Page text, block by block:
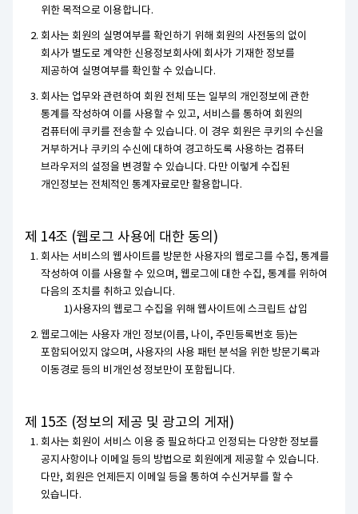
위한 목적으로 이용합니다.
회사는 회원의 실명여부를 확인하기 위해 회원의 사전동의 없이
회사가 별도로 계약한 신용정보회사에 회사가 기재한 정보를
제공하여 실명여부를 확인할 수 있습니다.
회사는 업무와 관련하여 회원 전체 또는 일부의 개인정보에 관한
통계를 작성하여 이를 사용할 수 있고, 서비스를 통하여 회원의
컴퓨터에 쿠키를 전송할 수 있습니다. 이 경우 회원은 쿠키의 수신을
거부하거나 쿠키의 수신에 대하여 경고하도록 사용하는 컴퓨터
브라우저의 설정을 변경할 수 있습니다. 다만 이렇게 수집된
개인정보는 전체적인 통계자료로만 활용합니다.
제 14조 (웹로그 사용에 대한 동의)
회사는 서비스의 웹사이트를 방문한 사용자의 웹로그를 수집, 통계를
작성하여 이를 사용할 수 있으며, 웹로그에 대한 수집, 통계를 위하여
다음의 조치를 취하고 있습니다.
사용자의 웹로그 수집을 위해 웹사이트에 스크립트 삽입
웹로그에는 사용자 개인 정보(이름, 나이, 주민등록번호 등)는
포함되어있지 않으며, 사용자의 사용 패턴 분석을 위한 방문기록과
이동경로 등의 비개인성 정보만이 포함됩니다.
제 15조 (정보의 제공 및 광고의 게재)
회사는 회원이 서비스 이용 중 필요하다고 인정되는 다양한 정보를
공지사항이나 이메일 등의 방법으로 회원에게 제공할 수 있습니다.
다만, 회원은 언제든지 이메일 등을 통하여 수신거부를 할 수
있습니다.